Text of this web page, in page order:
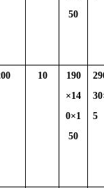
50
10
190
×14
0×1
50
5